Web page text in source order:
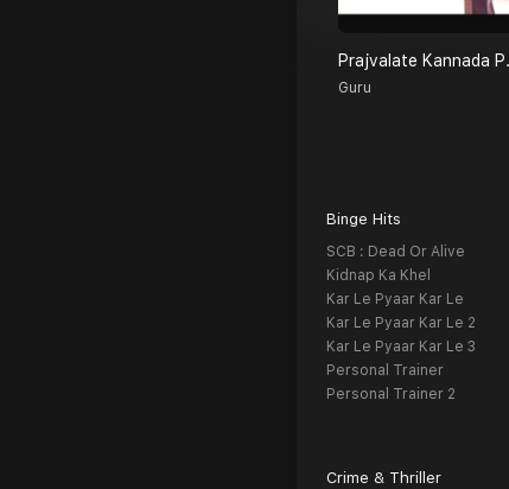
Guru
Binge Hits
SCB : Dead Or Alive
Kidnap Ka Khel
Kar Le Pyaar Kar Le
Kar Le Pyaar Kar Le 2
Kar Le Pyaar Kar Le 3
Personal Trainer
Personal Trainer 2
Crime & Thriller